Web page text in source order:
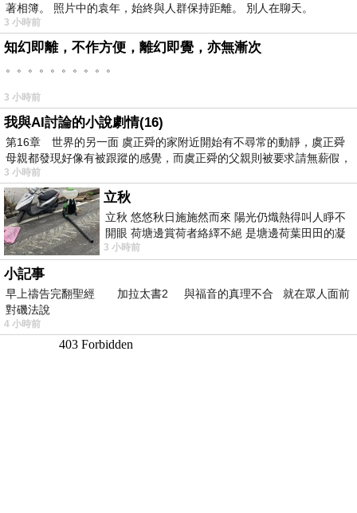
著相簿。 照片中的袁年，始終與人群保持距離。 別人在聊天。
3 小時前
知幻即離，不作方便，離幻即覺，亦無漸次
。。。。。。。。。。
3 小時前
我與AI討論的小說劇情(16)
第16章 世界的另一面 虞正舜的家附近開始有不尋常的動靜，虞正舜
母親都發現好像有被跟蹤的感覺，而虞正舜的父親則被要求請無薪假，
3 小時前
立秋
立秋 悠悠秋日施施然而來 陽光仍熾熱得叫人睜不
開眼 荷塘邊賞荷者絡繹不絕 是塘邊荷葉田田的凝
望 風中飄逸的是映日荷花別樣紅
3 小時前
小記事
早上禱告完翻聖經 加拉太書2 與福音的真理不合 就在眾人面前
對磯法說
4 小時前